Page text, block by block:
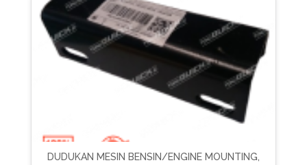
DUDUKAN MESIN BENSIN/ENGINE MOUNTING,